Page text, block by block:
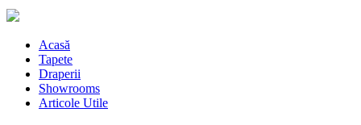
Acasă
Tapete
Draperii
Showrooms
Articole Utile